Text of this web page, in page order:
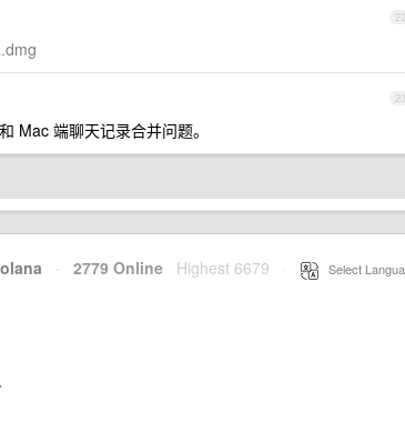
22
23
Mac 端聊天记录合并问题。
· 2779 Online Highest 6679 Select